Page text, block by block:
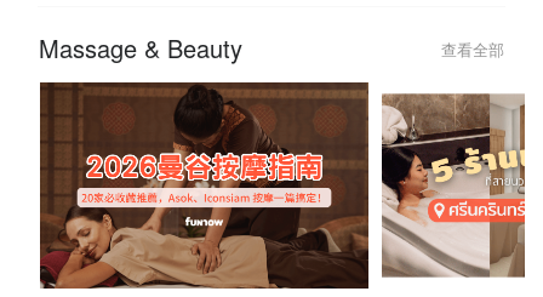
Massage & Beauty 查看全部